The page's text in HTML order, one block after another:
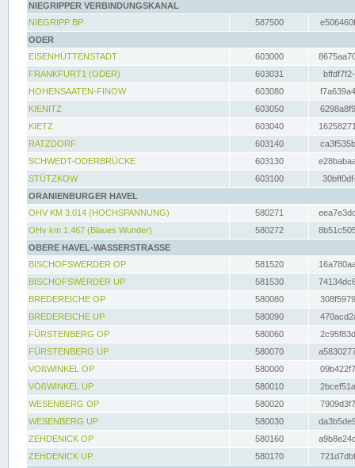
NIEGRIPPER VERBINDUNGSKANAL
NIEGRIPP BP
587500
ODER
EISENHÜTTENSTADT
603000
FRANKFURT1 (ODER)
603031
HOHENSAATEN-FINOW
603080
KIENITZ
603050
KIETZ
603040
RATZDORF
603140
SCHWEDT-ODERBRÜCKE
603130
STÜTZKOW
603100
ORANIENBURGER HAVEL
OHV KM 3.014 (HOCHSPANNUNG)
580271
OHv km 1.467 (Blaues Wunder)
580272
OBERE HAVEL-WASSERSTRASSE
BISCHOFSWERDER OP
581520
BISCHOFSWERDER UP
581530
BREDEREICHE OP
580080
BREDEREICHE UP
580090
FÜRSTENBERG OP
580060
FÜRSTENBERG UP
580070
VOßWINKEL OP
580000
VOßWINKEL UP
580010
WESENBERG OP
580020
WESENBERG UP
580030
ZEHDENICK OP
580160
ZEHDENICK UP
580170